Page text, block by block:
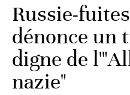
Russie-
dénonce un
digne de
nazie"